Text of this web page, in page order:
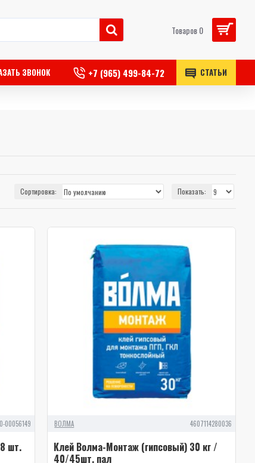
Товаров 0
ЗВОНОК +7 (965) 499-84-72 СТАТЬИ
Сортировка: Показать:
00056149
шт.
ВОЛМА 4607114280036
Клей Волма-Монтаж (гипсовый) 30 кг /
40/45шт. пал